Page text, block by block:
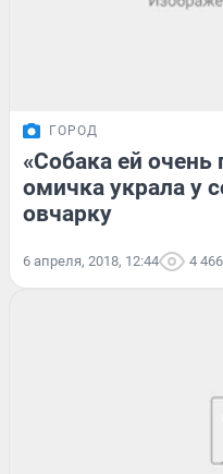
ГОРОД
«Собака ей очень
омичка украла у
овчарку
6 апреля, 2018, 12:44 4 466